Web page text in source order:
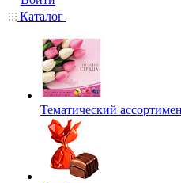
Каталог
Тематический